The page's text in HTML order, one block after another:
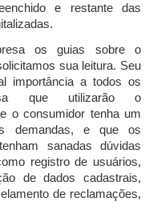
e restante das
os guias sobre o
sua leitura. Seu
importância a todos os
que utilizarão o
o consumidor tenha um
demandas, e que os
sanadas dúvidas
registro de usuários,
de dados cadastrais,
de reclamações,